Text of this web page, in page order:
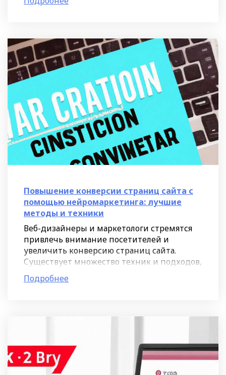
и время, которое они проводят на
Повышение конверсии страниц сайта с
помощью нейромаркетинга: лучшие
методы и техники
Веб-дизайнеры и маркетологи стремятся
привлечь внимание посетителей и
увеличить конверсию страниц сайта.
Существует множество техник и подходов,
однако не все из них эффективны.
Нейромаркетинг - это наука, которая
Подробнее